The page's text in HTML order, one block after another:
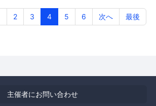
2 3 4 5 6 次へ 最後
主催者にお問い合わせ